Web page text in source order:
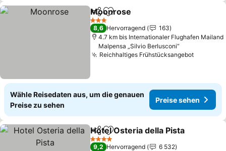
TeilenZu Favoriten hinzufügen
Moonrose
3 Sterne
8,6 Hervorragend
163
4.7 km bis Internationaler Flughafen Mailand
Malpensa „Silvio Berlusconi“
Reichhaltiges FrühstücksangebotPreise
Wähle Reisedaten aus, um die genauen
Preise zu sehen
Preise sehen
TeilenZu Favoriten hinzufügen
Hotel Osteria della Pista
4 Sterne
9,2 Hervorragend
6 532